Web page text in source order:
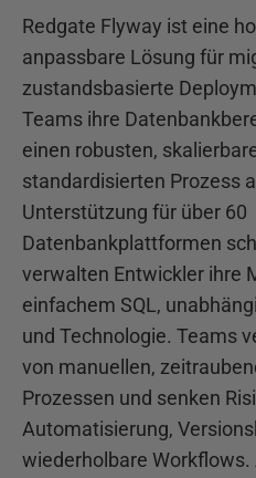
Redgate Flyway ist eine
anpassbare Lösung für
zustandsbasierte
Teams ihre
einen robusten,
standardisierten Prozess
Unterstützung für über 60
Datenbankplattformen
verwalten Entwickler ihre
einfachem SQL,
und Technologie. Teams
von manuellen,
Prozessen und senken
Automatisierung,
wiederholbare